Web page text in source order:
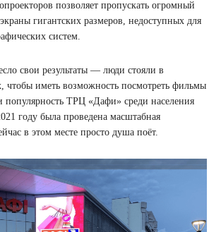
позволяет пропускать огромный
гигантских размеров, недоступных для
систем.
свои результаты — люди стояли в
чтобы иметь возможность посмотреть фильмы
популярность ТРЦ «Дафи» среди населения
году была проведена масштабная
в этом месте просто душа поёт.